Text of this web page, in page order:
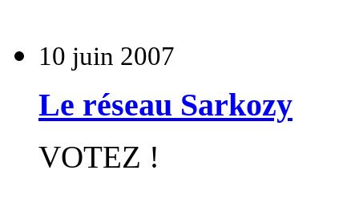
10 juin 2007
Le réseau Sarkozy
VOTEZ !